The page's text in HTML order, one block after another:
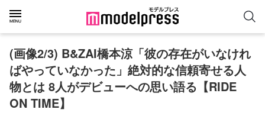
(画像2/3) B&ZAI橋本涼「彼の存在がいなけれ
ばやっていなかった」絶対的な信頼寄せる人
物とは 8人がデビューへの思い語る【RIDE
ON TIME】